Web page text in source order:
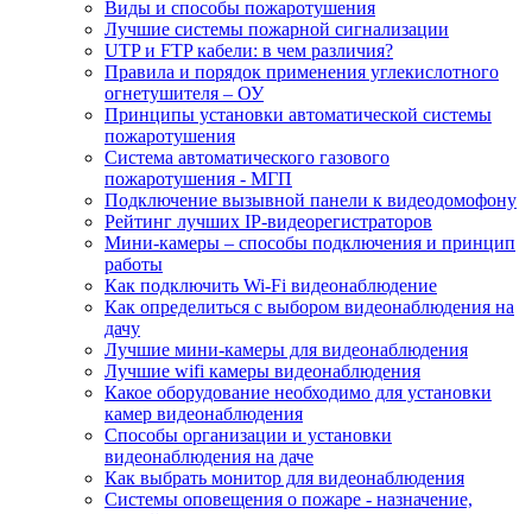
Виды и способы пожаротушения
Лучшие системы пожарной сигнализации
UTP и FTP кабели: в чем различия?
Правила и порядок применения углекислотного
огнетушителя – ОУ
Принципы установки автоматической системы
пожаротушения
Система автоматического газового
пожаротушения - МГП
Подключение вызывной панели к видеодомофону
Рейтинг лучших IP-видеорегистраторов
Мини-камеры – способы подключения и принцип
работы
Как подключить Wi-Fi видеонаблюдение
Как определиться с выбором видеонаблюдения на
дачу
Лучшие мини-камеры для видеонаблюдения
Лучшие wifi камеры видеонаблюдения
Какое оборудование необходимо для установки
камер видеонаблюдения
Способы организации и установки
видеонаблюдения на даче
Как выбрать монитор для видеонаблюдения
Системы оповещения о пожаре - назначение,